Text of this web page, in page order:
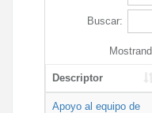
Buscar:
Descriptor
Apoyo al equipo de